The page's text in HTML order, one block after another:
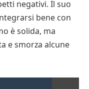
negativi. Il suo
bene con
è solida, ma
e smorza alcune